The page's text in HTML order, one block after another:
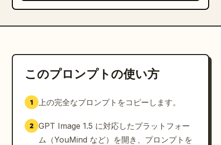
このプロンプトの使い方
1 上の完全なプロンプトをコピーします。
2 GPT Image 1.5 に対応したプラットフォー
ム（YouMind など）を開き、プロンプトを